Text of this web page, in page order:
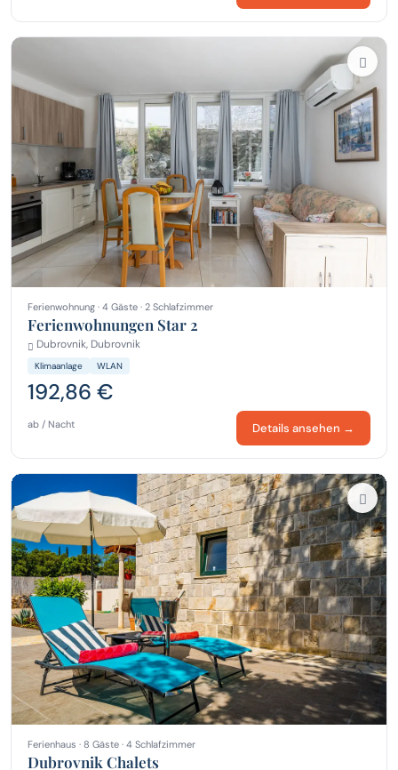
Ferienwohnung · 4 Gäste · 2 Schlafzimmer
Ferienwohnungen Star 2
Dubrovnik, Dubrovnik
Klimaanlage WLAN
192,86 €
ab / Nacht Details ansehen →
Ferienhaus · 8 Gäste · 4 Schlafzimmer
Dubrovnik Chalets